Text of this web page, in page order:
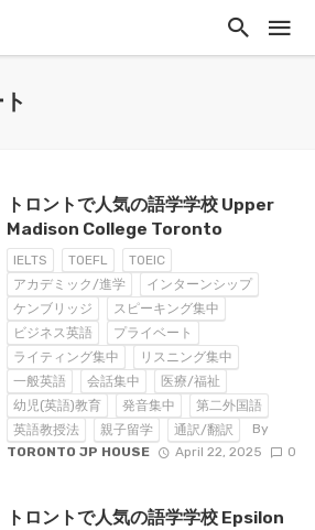
トロントで人気の語学学校 Upper
Madison College Toronto
IELTS TOEFL
TOEIC
アカデミック/進学
インターンシップ
ケンブリッジ
スピーキング集中
ビジネス英語
プライベート
ライティング集中
リスニング集中
一般英語
会話集中
医療/福祉
幼児(英語)教育
発音集中
第二外国語
英語教授法
親子留学 通訳/翻訳
By
TORONTO JP HOUSE
April 22, 2025 0
トロントで人気の語学学校 Epsilon